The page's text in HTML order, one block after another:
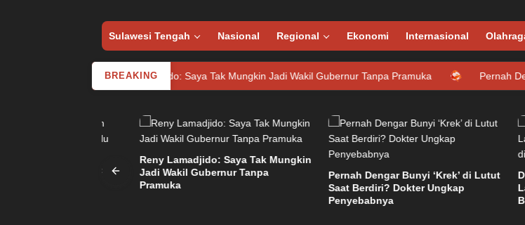
Sulawesi Tengah Nasional Regional Ekonomi Internasional
BREAKING
Reny Lamadjido: Saya Tak Mungkin Jadi Wakil Gubernur Tanpa Pramuka Pernah Dengar Bunyi
Reny Lamadjido: Saya Tak Mungkin
Jadi Wakil Gubernur Tanpa
Pramuka
Pernah Dengar Bunyi ‘Krek’ di Lutut
Saat Berdiri? Dokter Ungkap
Penyebabnya
Dua
Lainnya
Bom di